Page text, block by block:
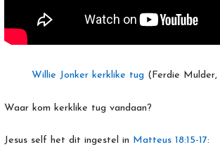
Willie Jonker kerklike tug (Ferdie Mulder,
Waar kom kerklike tug vandaan?
Jesus self het dit ingestel in Matteus 18:15-17: